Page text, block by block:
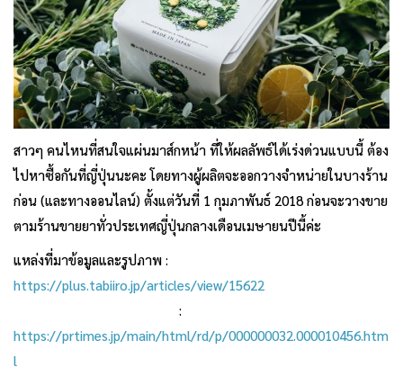
สาวๆ คนไหนที่สนใจแผ่นมาส์กหน้า ที่ให้ผลลัพธ์ได้เร่งด่วนแบบนี้ ต้อง
ไปหาซื้อกันที่ญี่ปุ่นนะคะ โดยทางผู้ผลิตจะออกวางจำหน่ายในบางร้าน
ก่อน (และทางออนไลน์) ตั้งแต่วันที่ 1 กุมภาพันธ์ 2018 ก่อนจะวางขาย
ตามร้านขายยาทั่วประเทศญี่ปุ่นกลางเดือนเมษายนปีนี้ค่ะ
แหล่งที่มาข้อมูลและรูปภาพ :
https://plus.tabiiro.jp/articles/view/15622
:
https://prtimes.jp/main/html/rd/p/000000032.000010456.htm
l